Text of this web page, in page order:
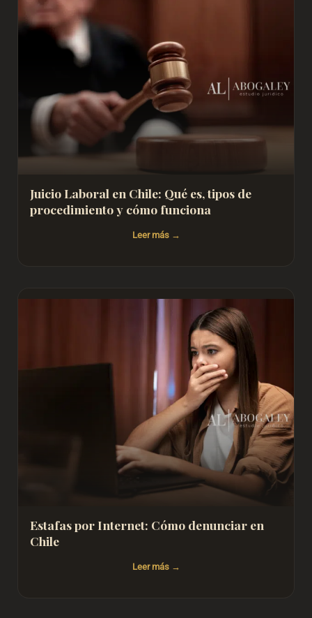
Juicio Laboral en Chile: Qué es, tipos de
procedimiento y cómo funciona
Leer más
Estafas por Internet: Cómo denunciar en
Chile
Leer más